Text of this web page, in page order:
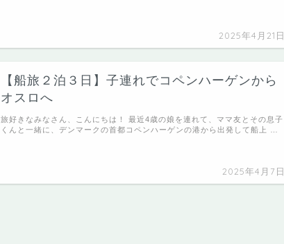
2025年4月21日
【船旅２泊３日】子連れでコペンハーゲンから
オスロへ
2025年4月7日
旅好きなみなさん、こんにちは！ 最近4歳の娘を連れて、ママ友とその息子
くんと一緒に、デンマークの首都コペンハーゲンの港から出発して船上 …